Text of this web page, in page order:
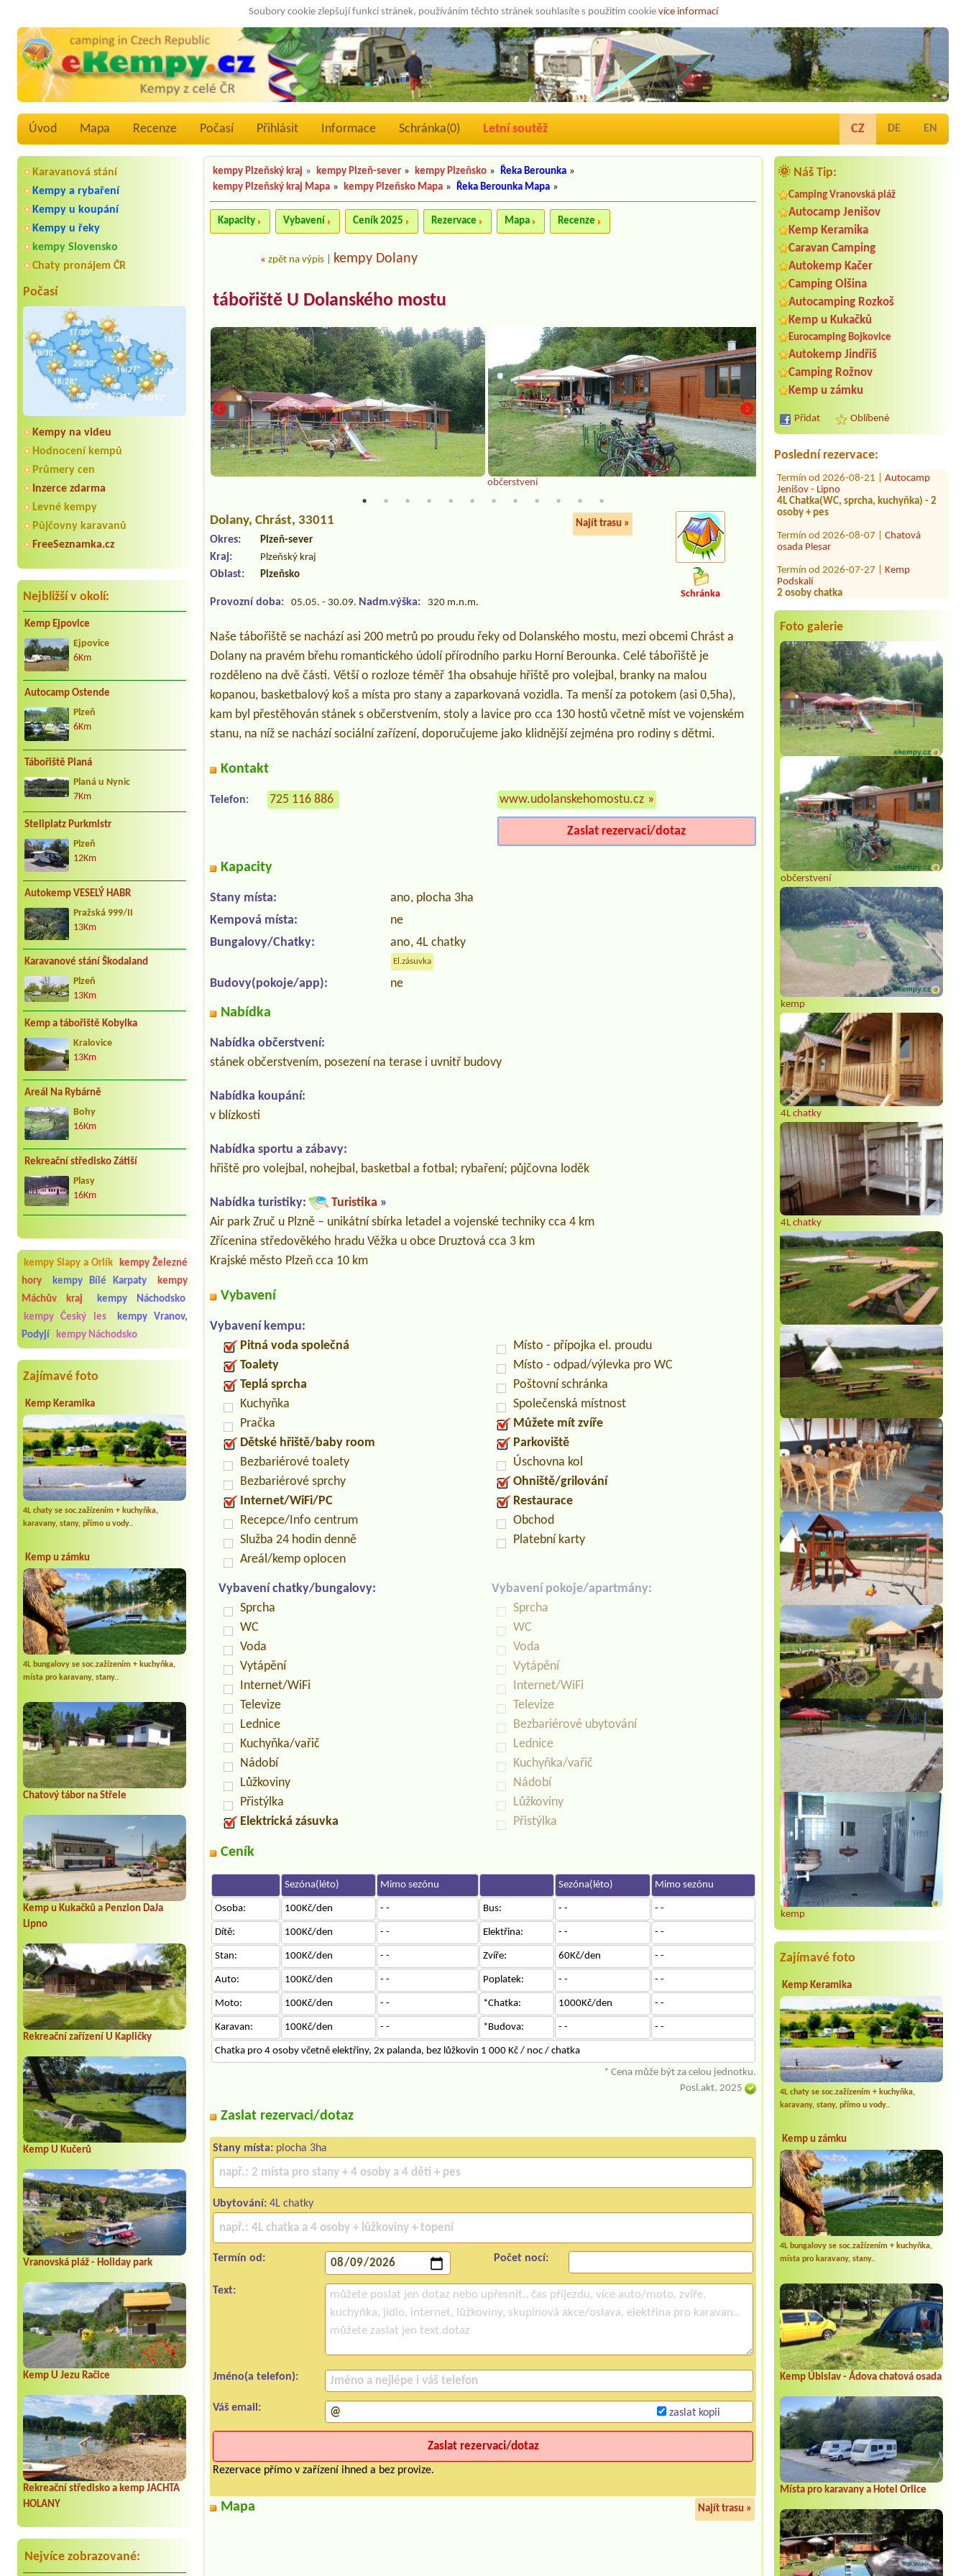
Soubory cookie zlepšují funkci stránek, používáním těchto stránek souhlasíte s použitím cookie více informací
Úvod Mapa Recenze Počasí Přihlásit Informace Schránka(0) Letní soutěž CZ DE EN
Karavanová stání
Kempy a rybaření
Kempy u koupání
Kempy u řeky
kempy Slovensko
Chaty pronájem ČR
Počasí
Kempy na videu
Hodnocení kempů
Průmery cen
Inzerce zdarma
Levné kempy
Půjčovny karavanů
FreeSeznamka.cz
Nejbližší v okolí:
Kemp Ejpovice
Ejpovice
6Km
Autocamp Ostende
Plzeň
6Km
Tábořiště Planá
Planá u Nynic
7Km
Stellplatz Purkmistr
Plzeň
12Km
Autokemp VESELÝ HABR
Pražská 999/II
13Km
Karavanové stání Škodaland
Plzeň
13Km
Kemp a tábořiště Kobylka
Kralovice
13Km
Areál Na Rybárně
Bohy
16Km
Rekreační středisko Zátiší
Plasy
16Km
kempy Slapy a Orlík
kempy Železné
hory
kempy Bílé Karpaty
kempy
Máchův kraj
kempy Náchodsko
kempy Český les
kempy Vranov,
Podyjí
kempy Náchodsko
Zajímavé foto
Kemp Keramika
4L chaty se soc.zažízením + kuchyňka,
karavany, stany, přímo u vody..
Kemp u zámku
4L bungalovy se soc.zažízením + kuchyňka,
místa pro karavany, stany..
Chatový tábor na Střele
Kemp u Kukačků a Penzion DaJa
Lipno
Rekreační zařízení U Kapličky
Kemp U Kučerů
Vranovská pláž - Holiday park
Kemp U Jezu Račice
Rekreační středisko a kemp JACHTA
HOLANY
Nejvíce zobrazované:
🌞 Náš Tip:
Camping Vranovská pláž
Autocamp Jenišov
Kemp Keramika
Caravan Camping
Autokemp Kačer
Camping Olšina
Autocamping Rozkoš
Kemp u Kukačků
Eurocamping Bojkovice
Autokemp Jindřiš
Camping Rožnov
Kemp u zámku
Přidat Oblíbené
Poslední rezervace:
Termín od 2026-08-02 |
Seifert
1 Stellplatz für Suto mit Dachzelt und
Termín od 2026-08-12 |Kemp Rákosí
6 osob
Termín od 2026-08-21 |
4L Chatka(WC, sprcha, kuchyňka) - 2
osoby + pes
Termín od 2026-08-07 |
Termín od 2026-07-27 |
2 osoby chatka
Termín od 2026-07-30 |
chatky Liščí Mlýn
Termín od 2026-08-01 |
Podskalí
1 místo pro velký stan + 4 osoby (2
dospělé, 2 děti)1 místo u vody,
idealně vedle míst 26-28
Termín od 2026-07-30 |Autocamp U
Viaduktu
Volkswagen transportér, bez
elektrické přípojky, 1 dospělí+1dítě
Termín od 2026-07-27 |Autokemp
Dřevěnice
2 osoby chatka
Termín od 2026-07-29 |
Sporthotel
Barborka
velký stan + 2 dospělí + 2 děti
Foto galerie
občerstvení
kemp
4L chatky
4L chatky
kemp
Zajímavé foto
Kemp Keramika
4L chaty se soc.zažízením + kuchyňka,
karavany, stany, přímo u vody..
Kemp u zámku
4L bungalovy se soc.zažízením + kuchyňka,
místa pro karavany, stany..
Kemp Úbislav - Ádova chatová osada
Místa pro karavany a Hotel Orlice
kempy Plzeňský kraj » kempy Plzeň-sever » kempy Plzeňsko » Řeka Berounka »
kempy Plzeňský kraj Mapa » kempy Plzeňsko Mapa » Řeka Berounka Mapa »
Kapacity Vybavení Ceník 2025 Rezervace Mapa Recenze
«zpět na výpis kempy Dolany
tábořiště U Dolanského mostu
občerstvení kemp
Dolany, Chrást, 33011 Najít trasu »
Okres: Plzeň-sever
Kraj: Plzeňský kraj
Oblast: Plzeňsko
Provozní doba: 05.05. - 30.09. Nadm.výška: 320 m.n.m.
Schránka
Naše tábořiště se nachází asi 200 metrů po proudu řeky od Dolanského mostu, mezi obcemi Chrást a
Dolany na pravém břehu romantického údolí přírodního parku Horní Berounka. Celé tábořiště je
rozděleno na dvě části. Větší o rozloze téměř 1ha obsahuje hřiště pro volejbal, branky na malou
kopanou, basketbalový koš a místa pro stany a zaparkovaná vozidla. Ta menší za potokem (asi 0,5ha),
kam byl přestěhován stánek s občerstvením, stoly a lavice pro cca 130 hostů včetně míst ve vojenském
stanu, na níž se nachází sociální zařízení, doporučujeme jako klidnější zejména pro rodiny s dětmi.
Kontakt
Telefon: 725 116 886 www.udolanskehomostu.cz »
Zaslat rezervaci/dotaz
Kapacity
Stany místa:
ano, plocha 3ha
Kempová místa:
ne
Bungalovy/Chatky:
ano, 4L chatky
El.zásuvka
Budovy(pokoje/app): ne
Nabídka
Nabídka občerstvení:
stánek občerstvením, posezení na terase i uvnitř budovy
Nabídka koupání:
v blízkosti
Nabídka sportu a zábavy:
hřiště pro volejbal, nohejbal, basketbal a fotbal; rybaření; půjčovna loděk
Nabídka turistiky: Turistika »
Air park Zruč u Plzně – unikátní sbírka letadel a vojenské techniky cca 4 km
Zřícenina středověkého hradu Věžka u obce Druztová cca 3 km
Krajské město Plzeň cca 10 km
Vybavení
Vybavení kempu:
Pitná voda společná
Toalety
Teplá sprcha
Kuchyňka
Pračka
Dětské hřiště/baby room
Bezbariérové toalety
Bezbariérové sprchy
Internet/WiFi/PC
Recepce/Info centrum
Služba 24 hodin denně
Areál/kemp oplocen
Místo - přípojka el. proudu
Místo - odpad/výlevka pro WC
Poštovní schránka
Společenská místnost
Můžete mít zvíře
Parkoviště
Úschovna kol
Ohniště/grilování
Restaurace
Obchod
Platební karty
Vybavení chatky/bungalovy:
Sprcha
WC
Voda
Vytápění
Internet/WiFi
Televize
Lednice
Kuchyňka/vařič
Nádobí
Lůžkoviny
Přistýlka
Elektrická zásuvka
Vybavení pokoje/apartmány:
Sprcha
WC
Voda
Vytápění
Internet/WiFi
Televize
Bezbariérové ubytování
Lednice
Kuchyňka/vařič
Nádobí
Lůžkoviny
Přistýlka
Ceník
Sezóna(léto) Mimo sezónu Sezóna(léto) Mimo sezónu
Osoba: 100Kč/den - - Bus: - - - -
Dítě: 100Kč/den - - Elektřina: - - - -
Stan: 100Kč/den - - Zvíře: 60Kč/den - -
Auto: 100Kč/den - - Poplatek: - - - -
Moto: 100Kč/den - - *Chatka: 1000Kč/den - -
Karavan: 100Kč/den - - *Budova: - - - -
Chatka pro 4 osoby včetně elektřiny, 2x palanda, bez lůžkovin 1 000 Kč / noc / chatka
* Cena může být za celou jednotku.
Posl.akt. 2025
Zaslat rezervaci/dotaz
Stany místa: plocha 3ha
Ubytování: 4L chatky
Termín od: Počet nocí:
Text:
Jméno(a telefon):
Váš email: zaslat kopii
Rezervace přímo v zařízení ihned a bez provize.
Mapa Najít trasu »